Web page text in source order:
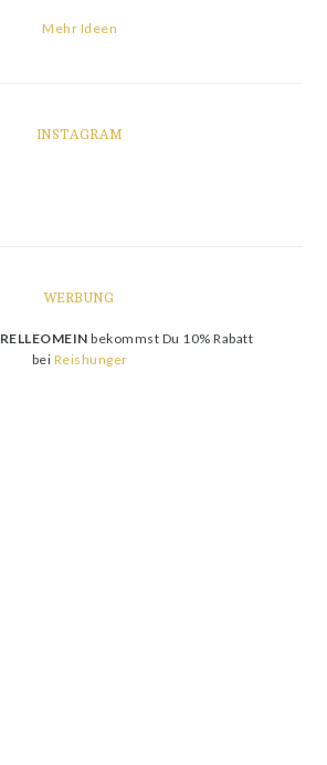
Mehr Ideen
INSTAGRAM
WERBUNG
RELLEOMEIN bekommst Du 10% Rabatt
bei Reishunger